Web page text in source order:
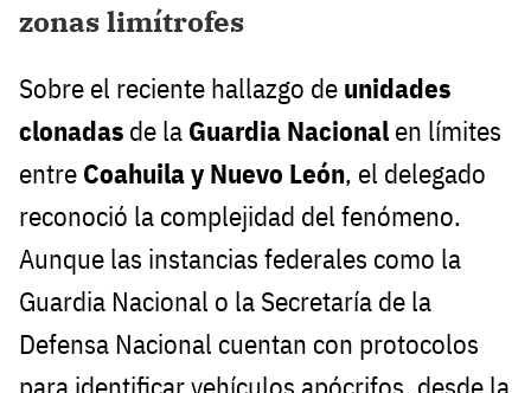
zonas limítrofes
Sobre el reciente hallazgo de unidades
clonadas de la Guardia Nacional en límites
entre Coahuila y Nuevo León, el delegado
reconoció la complejidad del fenómeno.
Aunque las instancias federales como la
Guardia Nacional o la Secretaría de la
Defensa Nacional cuentan con protocolos